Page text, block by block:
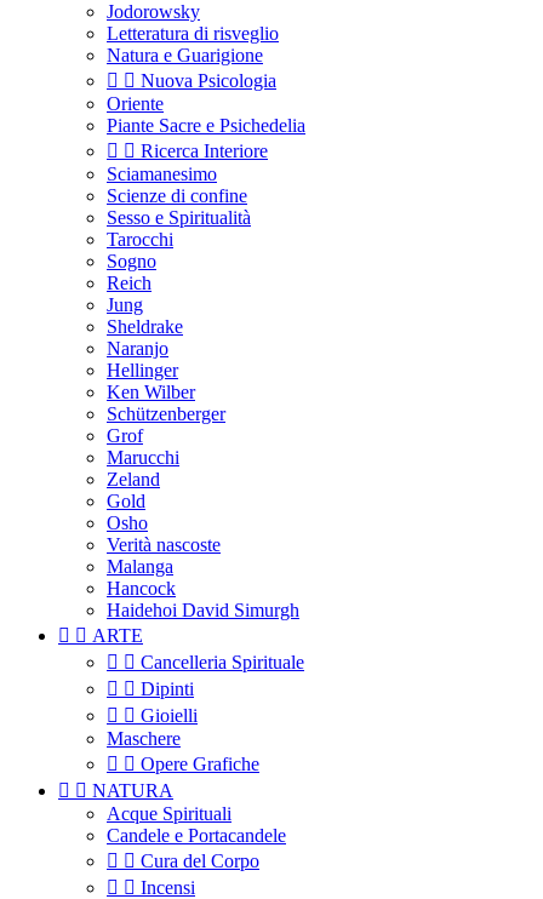
Jodorowsky
Letteratura di risveglio
Natura e Guarigione
  Nuova Psicologia
Oriente
Piante Sacre e Psichedelia
  Ricerca Interiore
Sciamanesimo
Scienze di confine
Sesso e Spiritualità
Tarocchi
Sogno
Reich
Jung
Sheldrake
Naranjo
Hellinger
Ken Wilber
Schützenberger
Grof
Marucchi
Zeland
Gold
Osho
Verità nascoste
Malanga
Hancock
Haidehoi David Simurgh
  ARTE
  Cancelleria Spirituale
  Dipinti
  Gioielli
Maschere
  Opere Grafiche
  NATURA
Acque Spirituali
Candele e Portacandele
  Cura del Corpo
  Incensi